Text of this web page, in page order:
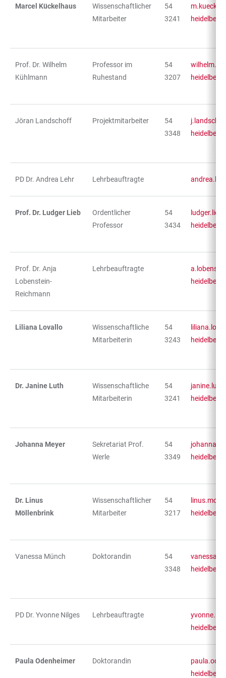
Marcel Kückelhaus
Wissenschaftlicher
Mitarbeiter
54
3241
Prof. Dr. Wilhelm
Kühlmann
Professor im
Ruhestand
54
3207
Jöran Landschoff Projektmitarbeiter
54
3348
PD Dr. Andrea Lehr Lehrbeauftragte
Prof. Dr. Ludger Lieb
Ordentlicher
Professor
54
3434
Prof. Dr. Anja
Lobenstein-
Reichmann
Lehrbeauftragte
Liliana Lovallo
Wissenschaftliche
Mitarbeiterin
54
3243
Dr. Janine Luth
Wissenschaftliche
Mitarbeiterin
54
3241
Johanna Meyer
Sekretariat Prof.
Werle
54
3349
Dr. Linus
Möllenbrink
Wissenschaftlicher
Mitarbeiter
54
3217
Vanessa Münch Doktorandin
54
3348
PD Dr. Yvonne Nilges Lehrbeauftragte
Paula Odenheimer Doktorandin